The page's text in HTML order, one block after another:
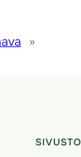
»
SIVUSTO